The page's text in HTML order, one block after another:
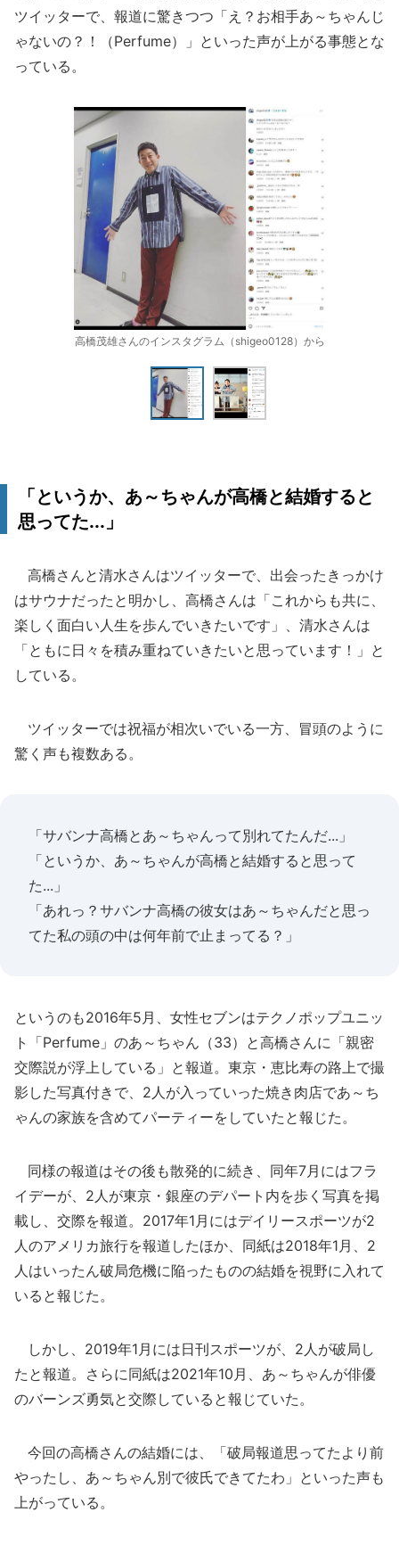
ツイッターで、報道に驚きつつ「え？お相手あ～ちゃんじ
ゃないの？！（Perfume）」といった声が上がる事態とな
っている。
高橋茂雄さんのインスタグラム（shigeo0128）から
「というか、あ～ちゃんが高橋と結婚すると
思ってた...」
高橋さんと清水さんはツイッターで、出会ったきっかけ
はサウナだったと明かし、高橋さんは「これからも共に、
楽しく面白い人生を歩んでいきたいです」、清水さんは
「ともに日々を積み重ねていきたいと思っています！」と
している。
ツイッターでは祝福が相次いでいる一方、冒頭のように
驚く声も複数ある。
「サバンナ高橋とあ～ちゃんって別れてたんだ...」
「というか、あ～ちゃんが高橋と結婚すると思って
た...」
「あれっ？サバンナ高橋の彼女はあ～ちゃんだと思っ
てた私の頭の中は何年前で止まってる？」
というのも2016年5月、女性セブンはテクノポップユニッ
ト「Perfume」のあ～ちゃん（33）と高橋さんに「親密
交際説が浮上している」と報道。東京・恵比寿の路上で撮
影した写真付きで、2人が入っていった焼き肉店であ～ち
ゃんの家族を含めてパーティーをしていたと報じた。
同様の報道はその後も散発的に続き、同年7月にはフラ
イデーが、2人が東京・銀座のデパート内を歩く写真を掲
載し、交際を報道。2017年1月にはデイリースポーツが2
人のアメリカ旅行を報道したほか、同紙は2018年1月、2
人はいったん破局危機に陥ったものの結婚を視野に入れて
いると報じた。
しかし、2019年1月には日刊スポーツが、2人が破局し
たと報道。さらに同紙は2021年10月、あ～ちゃんが俳優
のバーンズ勇気と交際していると報じていた。
今回の高橋さんの結婚には、「破局報道思ってたより前
やったし、あ～ちゃん別で彼氏できてたわ」といった声も
上がっている。